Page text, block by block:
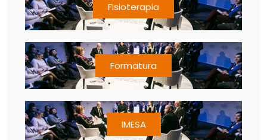
Fisioterapia
Formatura
IMESA